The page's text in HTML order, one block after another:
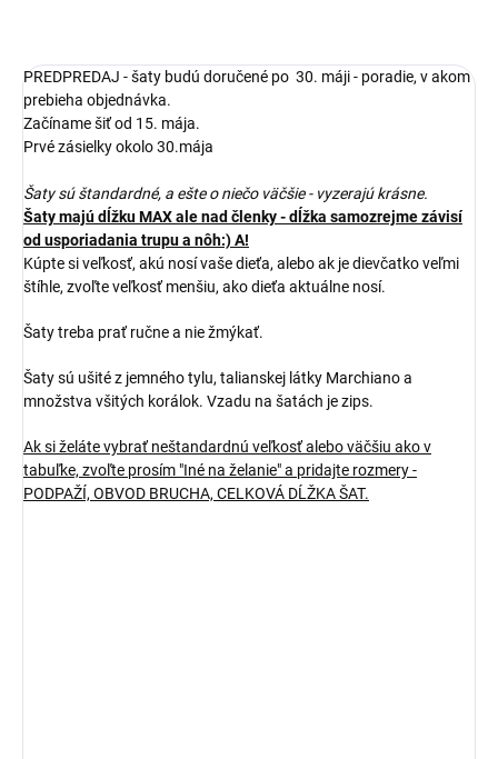
PREDPREDAJ - šaty budú doručené po 30. máji - poradie, v akom
prebieha objednávka.
Začíname šiť od 15. mája.
Prvé zásielky okolo 30.mája
Šaty sú štandardné, a ešte o niečo väčšie - vyzerajú krásne.
Šaty majú dĺžku MAX ale nad členky - dĺžka samozrejme závisí
od usporiadania trupu a nôh:) A!
Kúpte si veľkosť, akú nosí vaše dieťa, alebo ak je dievčatko veľmi
štíhle, zvoľte veľkosť menšiu, ako dieťa aktuálne nosí.
Šaty treba prať ručne a nie žmýkať.
Šaty sú ušité z jemného tylu, talianskej látky Marchiano a
množstva všitých korálok. Vzadu na šatách je zips.
Ak si želáte vybrať neštandardnú veľkosť alebo väčšiu ako v
tabuľke, zvoľte prosím "Iné na želanie" a pridajte rozmery -
PODPAŽÍ, OBVOD BRUCHA, CELKOVÁ DĹŽKA ŠAT.